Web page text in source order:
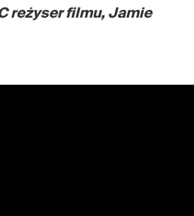
reżyser filmu, Jamie